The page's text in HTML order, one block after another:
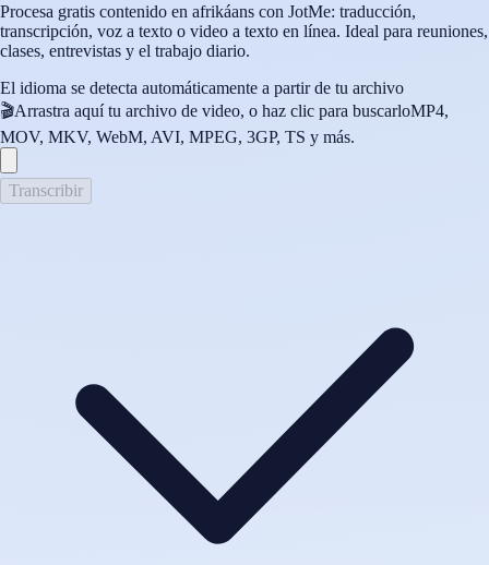
Procesa gratis contenido en afrikáans con JotMe: traducción,
transcripción, voz a texto o video a texto en línea. Ideal para reuniones,
clases, entrevistas y el trabajo diario.
El idioma se detecta automáticamente a partir de tu archivo
🎬Arrastra aquí tu archivo de video, o haz clic para buscarloMP4,
MOV, MKV, WebM, AVI, MPEG, 3GP, TS y más.
Transcribir